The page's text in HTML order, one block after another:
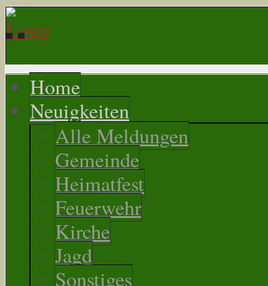
Home
Neuigkeiten
Alle Meldungen
Gemeinde
Heimatfest
Feuerwehr
Kirche
Jagd
Sonstiges